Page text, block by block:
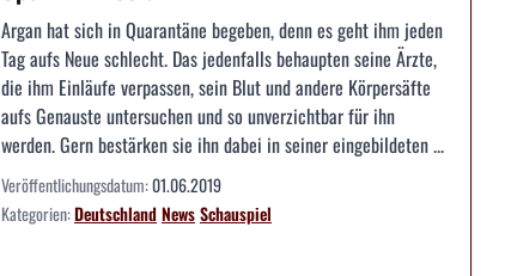
Argan hat sich in Quarantäne begeben, denn es geht ihm jeden
Tag aufs Neue schlecht. Das jedenfalls behaupten seine Ärzte,
die ihm Einläufe verpassen, sein Blut und andere Körpersäfte
aufs Genauste untersuchen und so unverzichtbar für ihn
werden. Gern bestärken sie ihn dabei in seiner eingebildeten ...
Veröffentlichungsdatum:01.06.2019
Kategorien:DeutschlandNewsSchauspiel